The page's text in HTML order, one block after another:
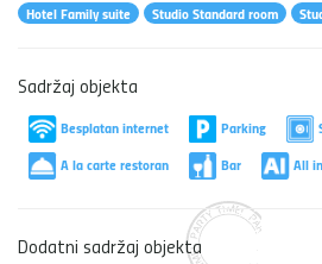
Hotel Family suite Studio Standard room
Sadržaj objekta
Besplatan internet Parking
A la carte restoran
Bar All
Dodatni sadržaj objekta